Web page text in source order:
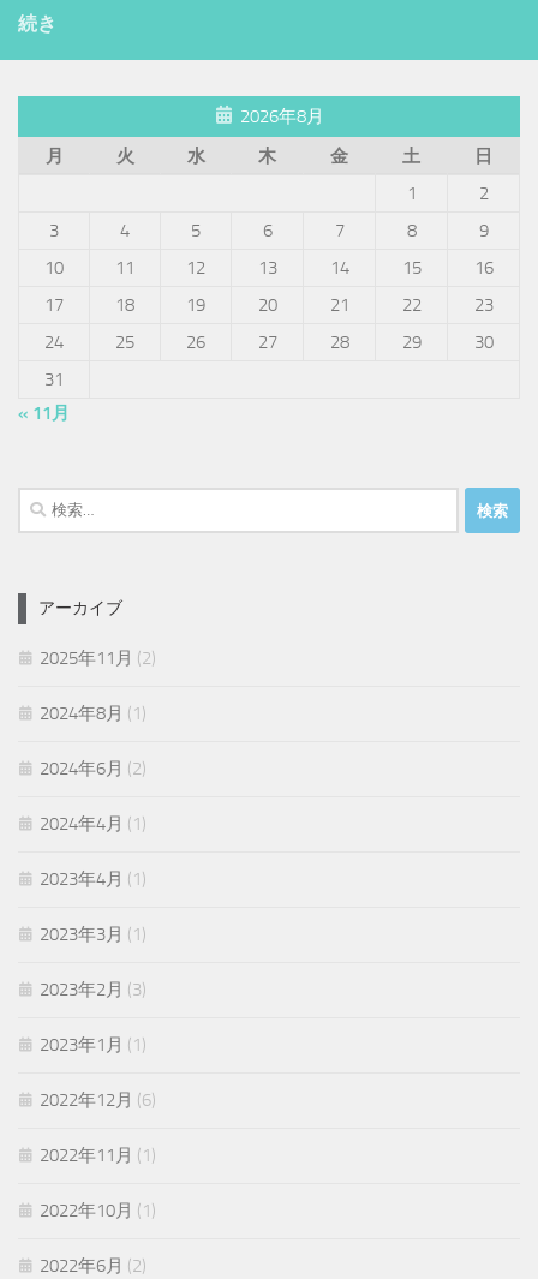
続き
2026年8月
月
火 水 木 金 土
日
1
2
3
4 5 6 7 8
9
10
11 12 13 14 15
16
17
18 19 20 21 22
23
24
25 26 27 28 29
30
31
« 11月
検
索:
アーカイブ
2025年11月 (2)
2024年8月 (1)
2024年6月 (2)
2024年4月 (1)
2023年4月 (1)
2023年3月 (1)
2023年2月 (3)
2023年1月 (1)
2022年12月 (6)
2022年11月 (1)
2022年10月 (1)
2022年6月 (2)